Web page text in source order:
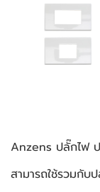
Anzens ปลั๊กไฟ
สามารถใช้รวมกับ